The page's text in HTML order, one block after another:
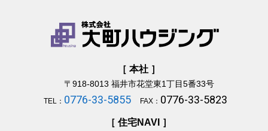
［ 本社 ］
〒918-8013 福井市花堂東1丁目5番33号
TEL： 0776-33-5855 FAX： 0776-33-5823
［ 住宅NAVI ］